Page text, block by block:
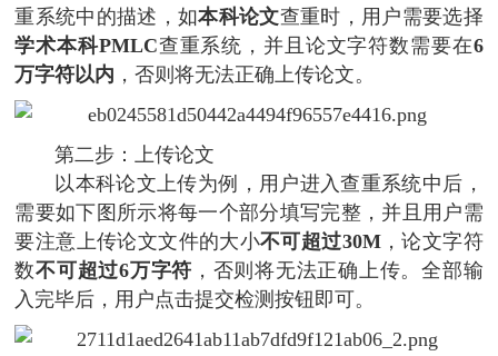
重系统中的描述，如本科论文查重时，用户需要选择
学术本科PMLC查重系统，并且论文字符数需要在6
万字符以内 ，否则将无法正确上传论文。
第二步：上传论文
以本科论文上传为例，用户进入查重系统中后，
需要如下图所示将每一个部分填写完整，并且用户需
要注意上传论文文件的大小不可超过30M，论文字符
数不可超过6万字符 ，否则将无法正确上传。全部输
入完毕后，用户点击提交检测按钮即可。